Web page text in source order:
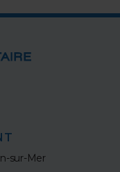
sur-Mer